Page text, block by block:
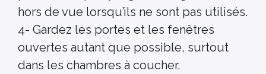
hors de vue lorsqu’ils ne sont pas utilisés.
4- Gardez les portes et les fenêtres
ouvertes autant que possible, surtout
dans les chambres à coucher.